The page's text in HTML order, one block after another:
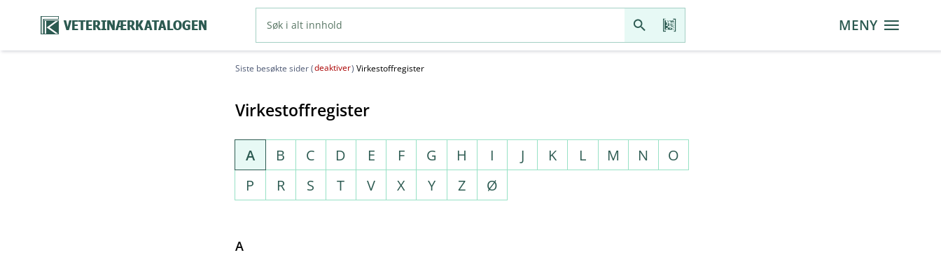
VETERINÆRKATALOGEN MENY
Siste besøkte sider (deaktiver) Virkestoffregister
Virkestoffregister
A B C D E F G H I J K L M N
O
P
R S T V X Y Z Ø
A